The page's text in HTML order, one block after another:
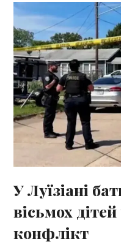
У Луїзіані
вісьмох
конфлікт